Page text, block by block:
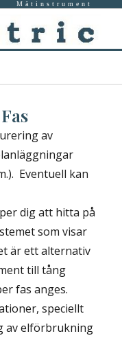
av
Eventuell kan
dig att hitta på
som visar
är ett alternativ
till tång
fas anges.
speciellt
av elförbrukning